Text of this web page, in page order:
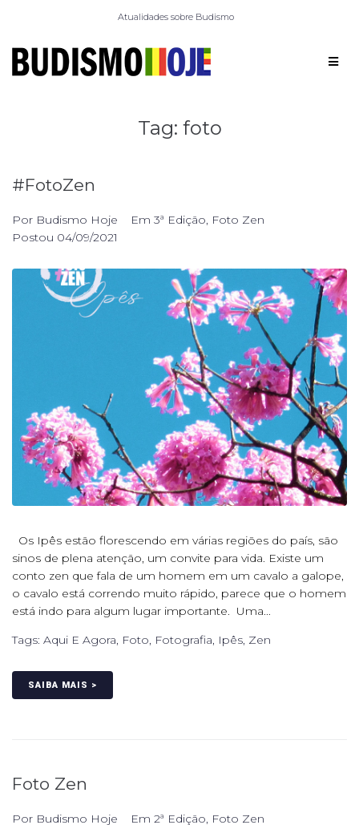
Atualidades sobre Budismo
Tag: foto
#FotoZen
Por Budismo Hoje Em 3ª Edição, Foto Zen
Postou 04/09/2021
Os Ipês estão florescendo em várias regiões do país, são
sinos de plena atenção, um convite para vida. Existe um
conto zen que fala de um homem em um cavalo a galope,
o cavalo está correndo muito rápido, parece que o homem
está indo para algum lugar importante. Uma...
Tags: Aqui E Agora, Foto, Fotografia, Ipês, Zen
SAIBA MAIS >
Foto Zen
Por Budismo Hoje Em 2ª Edição, Foto Zen